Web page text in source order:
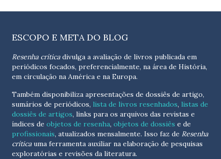
ESCOPO E META DO BLOG
Resenha críticadivulga a avaliação de livros publicada em
periódicos focados, preferencialmente, na área de História,
em circulação na América e na Europa.
Também disponibiliza apresentações de dossiês de artigo,
sumários de periódicos, lista de livros resenhados, listas de
dossiês de artigos, links para os arquivos das revistas e
índices de objetos de resenha, objetos de dossiês e de
profissionais, atualizados mensalmente. Isso faz de Resenha
críticauma ferramenta auxiliar na elaboração de pesquisas
exploratórias e revisões da literatura.